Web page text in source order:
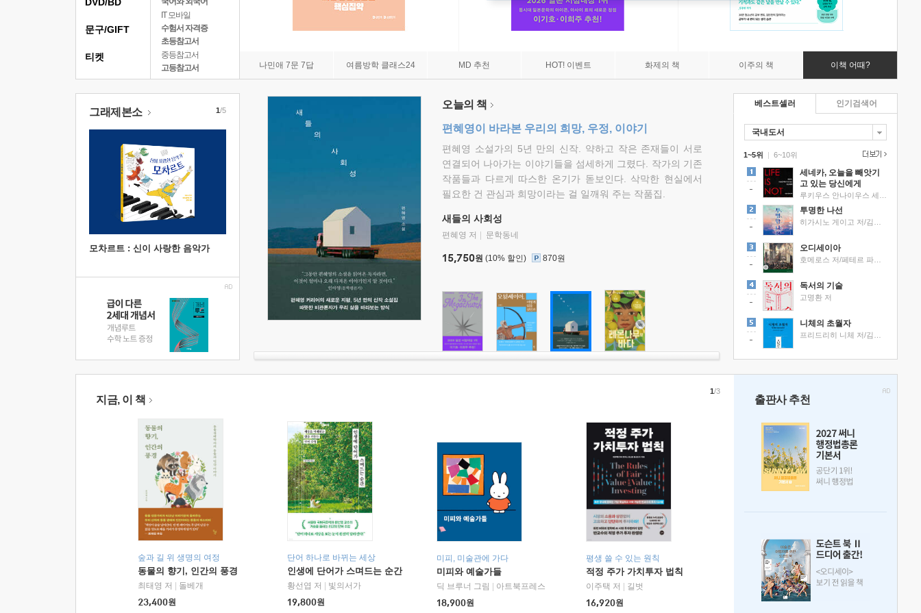
IT 모바일
수험서 자격증
초등참고서
중등참고서
고등참고서
나민애 7문 7답 여름방학 클래스24 MD 추천 HOT! 이벤트 화제의 책 이주의 책 이책 어때?
문구/GIFT
티켓
그래제본소
모차르트 : 신이 사랑한 음악가
1/5 오늘의 책
편혜영이 바라본 우리의 희망, 우정, 이야기
편혜영 소설가의 5년 만의 신작. 약하고 작은 존재들이 서로
연결되어 나아가는 이야기들을 섬세하게 그렸다. 작가의 기존
작품들과 다르게 따스한 온기가 돋보인다. 삭막한 현실에서
필요한 건 관심과 희망이라는 걸 일깨워 주는 작품집.
새들의 사회성
편혜영 저 문학동네
15,750원 (10% 할인) 870원
베스트셀러
국내도서
1~5위 |
세네카, 오늘을 빼앗기
고 있는 당신에게
투명한 나선
오디세이아
독서의 기술
고명환 저
니체의 초월자
6~10위
인기검색어
지금, 이 책
숲과 길 위 생명의 여정
동물의 향기, 인간의 풍경
최태영 저
돌베개
23,400원
단어 하나로 바뀌는 세상
인생에 단어가 스며드는 순간
황선엽 저
빛의서가
19,800원
미피, 미술관에 가다
미피와 예술가들
딕 브루너 그림
아트북프레스
18,900원
평생 쓸 수 있는 원칙
적정 주가 가치투자 법칙
이주택 저
길벗
16,920원
1/3
출판사 추천